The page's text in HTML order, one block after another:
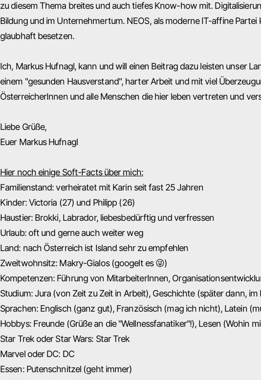
zu diesem Thema breites und auch tiefes Know-how mit.
Bildung und im Unternehmertum. NEOS, als moderne IT-affine
glaubhaft besetzen.
Ich, Markus Hufnagl, kann und will einen Beitrag dazu leisten unser
einem "gesunden Hausverstand", harter Arbeit und mit viel
ÖsterreicherInnen und alle Menschen die hier leben vertreten und
Liebe Grüße,
Euer Markus Hufnagl
Hier noch einige Soft-Facts über mich:
Familienstand: verheiratet mit Karin seit fast 25 Jahren
Kinder: Victoria (27) und Philipp (26)
Haustier: Brokki, Labrador, liebesbedürftig und verfressen
Urlaub: oft und gerne auch weiter weg
Land: nach Österreich ist Island sehr zu empfehlen
Zweitwohnsitz: Makry-Gialos (googelt es 😜)
Kompetenzen: Führung von MitarbeiterInnen,
Studium: Jura (von Zeit zu Zeit in Arbeit), Geschichte (später dann, im
Sprachen: Englisch (ganz gut), Französisch (mag ich nicht), Latein
Hobbys: Freunde (Grüße an die "Wellnessfanatiker"!), Lesen (Wohin
Star Trek oder Star Wars: Star Trek
Marvel oder DC: DC
Essen: Putenschnitzel (geht immer)